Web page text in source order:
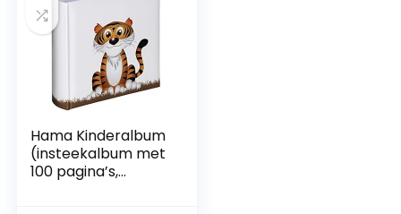
Hama Kinderalbum
(insteekalbum met
100 pagina’s,